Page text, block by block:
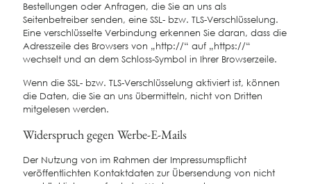
Bestellungen oder Anfragen, die Sie an uns als
Seitenbetreiber senden, eine SSL- bzw. TLS-Verschlüsselung.
Eine verschlüsselte Verbindung erkennen Sie daran, dass die
Adresszeile des Browsers von „http://“ auf „https://“
wechselt und an dem Schloss-Symbol in Ihrer Browserzeile.
Wenn die SSL- bzw. TLS-Verschlüsselung aktiviert ist, können
die Daten, die Sie an uns übermitteln, nicht von Dritten
mitgelesen werden.
Widerspruch gegen Werbe-E-Mails
Der Nutzung von im Rahmen der Impressumspflicht
veröffentlichten Kontaktdaten zur Übersendung von nicht